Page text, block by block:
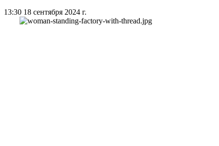
13:30 18 сентября 2024 г.